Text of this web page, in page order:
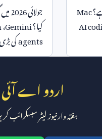
Mac
AI
جولائی2026
کیا؟Gemini،
agentsکی
اردو اے
ہفتہ وار نیوز لیٹر